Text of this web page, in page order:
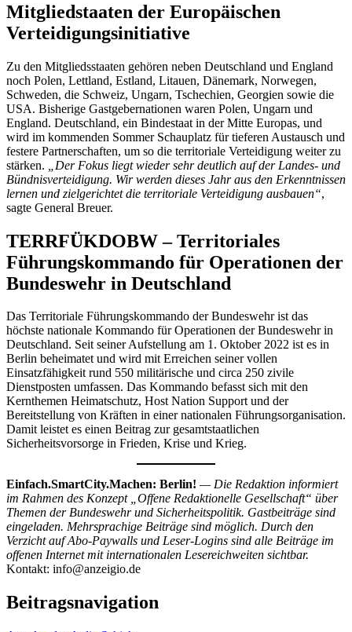
Mitgliedstaaten der Europäischen
Verteidigungsinitiative
Zu den Mitgliedsstaaten gehören neben Deutschland und England
noch Polen, Lettland, Estland, Litauen, Dänemark, Norwegen,
Schweden, die Schweiz, Ungarn, Tschechien, Georgien sowie die
USA. Bisherige Gastgebernationen waren Polen, Ungarn und
England. Deutschland, ein Bindestaat in der Mitte Europas, und
wird im kommenden Sommer Schauplatz für tieferen Austausch und
festere Partnerschaften, um so die territoriale Verteidigung weiter zu
stärken.
„Der Fokus liegt wieder sehr deutlich auf der Landes- und
Bündnisverteidigung. Wir werden dieses Jahr aus den Erkenntnissen
lernen und zielgerichtet die territoriale Verteidigung ausbauen“,
sagte General Breuer.
TERRFÜKDOBW – Territoriales
Führungskommando für Operationen der
Bundeswehr in Deutschland
Das Territoriale Führungskommando der Bundeswehr ist das
höchste nationale Kommando für Operationen der Bundeswehr in
Deutschland. Seit seiner Aufstellung am 1. Oktober 2022 ist es in
Berlin beheimatet und wird mit Erreichen seiner vollen
Einsatzfähigkeit rund 550 militärische und circa 250 zivile
Dienstposten umfassen. Das Kommando befasst sich mit den
Kernthemen Heimatschutz, Host Nation Support und der
Bereitstellung von Kräften in einer nationalen Führungsorganisation.
Damit leistet es einen Beitrag zur gesamtstaatlichen
Sicherheitsvorsorge in Frieden, Krise und Krieg.
Einfach.SmartCity.Machen: Berlin! — Die Redaktion informiert
im Rahmen des Konzept „Offene Redaktionelle Gesellschaft“ über
Themen der Bundeswehr und Sicherheitspolitik. Gastbeiträge sind
eingeladen. Mehrsprachige Beiträge sind möglich. Durch den
Verzicht auf Abo-Paywalls und Leser-Logins sind alle Beiträge im
offenen Internet mit internationalen Lesereichweiten sichtbar.
Kontakt: info@anzeigio.de
Beitragsnavigation